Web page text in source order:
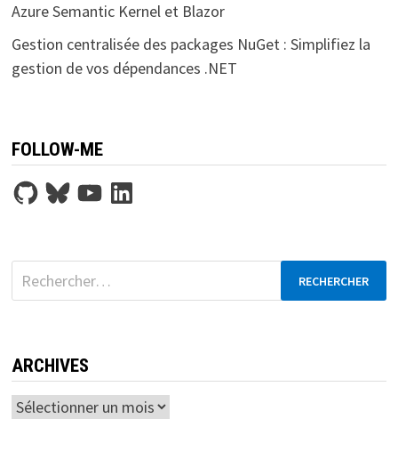
Azure Semantic Kernel et Blazor
Gestion centralisée des packages NuGet : Simplifiez la
gestion de vos dépendances .NET
FOLLOW-ME
GitHubBlueskyYouTubeLinkedIn
Rechercher :
ARCHIVES
Archives